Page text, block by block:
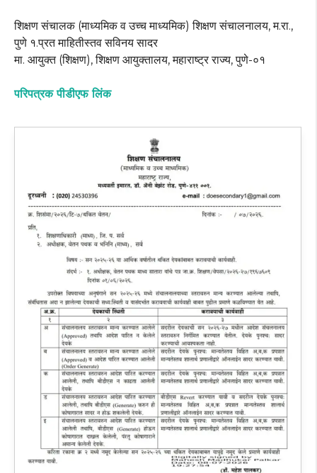
शिक्षण संचालक (माध्यमिक व उच्च माध्यमिक) शिक्षण संचालनालय, म.रा.,
पुणे १.प्रत माहितीस्तव सविनय सादर
मा. आयुक्त (शिक्षण), शिक्षण आयुक्तालय, महाराष्ट्र राज्य, पुणे-०१
परिपत्रक पीडीएफ लिंक